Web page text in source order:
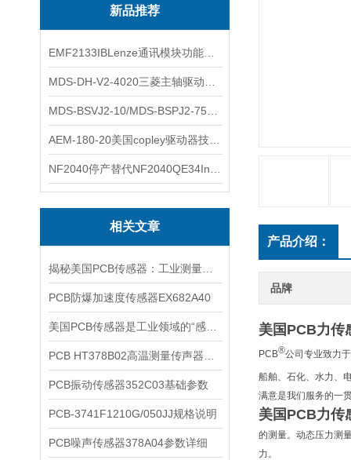
新品推荐
相关文章
PCB防爆加速度传感器EX682A40
PCB振动传感器352C03基础参数
PCB-3741F1210G/050JJ规格说明
PCB噪声传感器378A04参数详细
产品介绍：
品牌
美国PCB力传
PCB®公司专业致力
船舶、石化、水力、
满意是我们服务的一
美国PCB力传
的测量。动态压力测
力。